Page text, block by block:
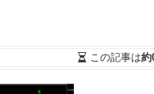
この記事は約